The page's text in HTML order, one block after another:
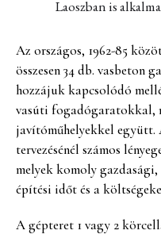
Laoszban is
Az országos, 1962-85
összesen 34 db. vasbeton
hozzájuk kapcsolódó
vasúti fogadógaratokkal,
javítóműhelyekkel együtt.
tervezésénél számos
melyek komoly
építési időt és a
A gépteret 1 vagy 2